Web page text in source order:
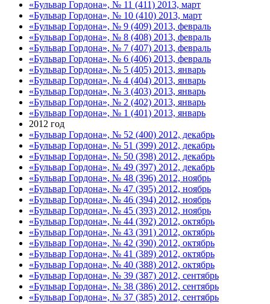
«Бульвар Гордона», № 11 (411) 2013, март
«Бульвар Гордона», № 10 (410) 2013, март
«Бульвар Гордона», № 9 (409) 2013, февраль
«Бульвар Гордона», № 8 (408) 2013, февраль
«Бульвар Гордона», № 7 (407) 2013, февраль
«Бульвар Гордона», № 6 (406) 2013, февраль
«Бульвар Гордона», № 5 (405) 2013, январь
«Бульвар Гордона», № 4 (404) 2013, январь
«Бульвар Гордона», № 3 (403) 2013, январь
«Бульвар Гордона», № 2 (402) 2013, январь
«Бульвар Гордона», № 1 (401) 2013, январь
2012 год
«Бульвар Гордона», № 52 (400) 2012, декабрь
«Бульвар Гордона», № 51 (399) 2012, декабрь
«Бульвар Гордона», № 50 (398) 2012, декабрь
«Бульвар Гордона», № 49 (397) 2012, декабрь
«Бульвар Гордона», № 48 (396) 2012, ноябрь
«Бульвар Гордона», № 47 (395) 2012, ноябрь
«Бульвар Гордона», № 46 (394) 2012, ноябрь
«Бульвар Гордона», № 45 (393) 2012, ноябрь
«Бульвар Гордона», № 44 (392) 2012, октябрь
«Бульвар Гордона», № 43 (391) 2012, октябрь
«Бульвар Гордона», № 42 (390) 2012, октябрь
«Бульвар Гордона», № 41 (389) 2012, октябрь
«Бульвар Гордона», № 40 (388) 2012, октябрь
«Бульвар Гордона», № 39 (387) 2012, сентябрь
«Бульвар Гордона», № 38 (386) 2012, сентябрь
«Бульвар Гордона», № 37 (385) 2012, сентябрь